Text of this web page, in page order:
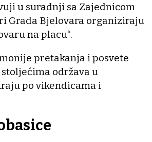
u suradnji sa Zajednicom
Grada Bjelovara organiziraju
na placu“.
pretakanja i posvete
održava u
po vikendicama i